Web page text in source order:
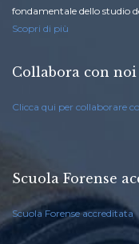
fondamentale dello studio
Scopri di più
Collabora con noi
Clicca qui per collaborare
Scuola Forense
Scuola Forense accreditata